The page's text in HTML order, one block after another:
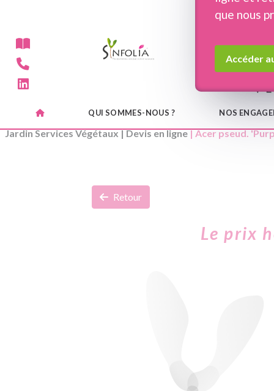
QUI SOMMES-NOUS ? NOS
que nous
Accéder
Jardin Services Végétaux|Devis en ligne| Acer pseud.
Retour
Le prix